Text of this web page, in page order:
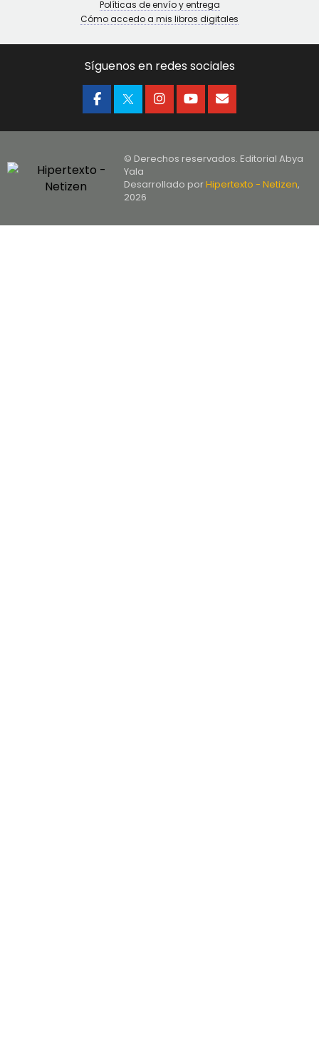
Políticas de envío y entrega
Cómo accedo a mis libros digitales
Síguenos en redes sociales
© Derechos reservados. Editorial Abya
Yala
Desarrollado porHipertexto - Netizen,
2026